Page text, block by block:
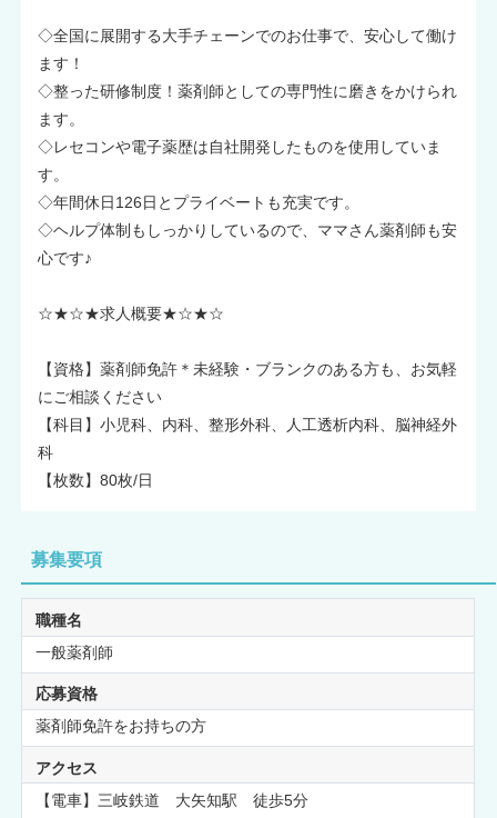
◇全国に展開する大手チェーンでのお仕事で、安心して働け
ます！
◇整った研修制度！薬剤師としての専門性に磨きをかけられ
ます。
◇レセコンや電子薬歴は自社開発したものを使用していま
す。
◇年間休日126日とプライベートも充実です。
◇ヘルプ体制もしっかりしているので、ママさん薬剤師も安
心です♪
☆★☆★求人概要★☆★☆
【資格】薬剤師免許＊未経験・ブランクのある方も、お気軽
にご相談ください
【科目】小児科、内科、整形外科、人工透析内科、脳神経外
科
【枚数】80枚/日
募集要項
職種名
一般薬剤師
応募資格
薬剤師免許をお持ちの方
アクセス
【電車】三岐鉄道 大矢知駅 徒歩5分